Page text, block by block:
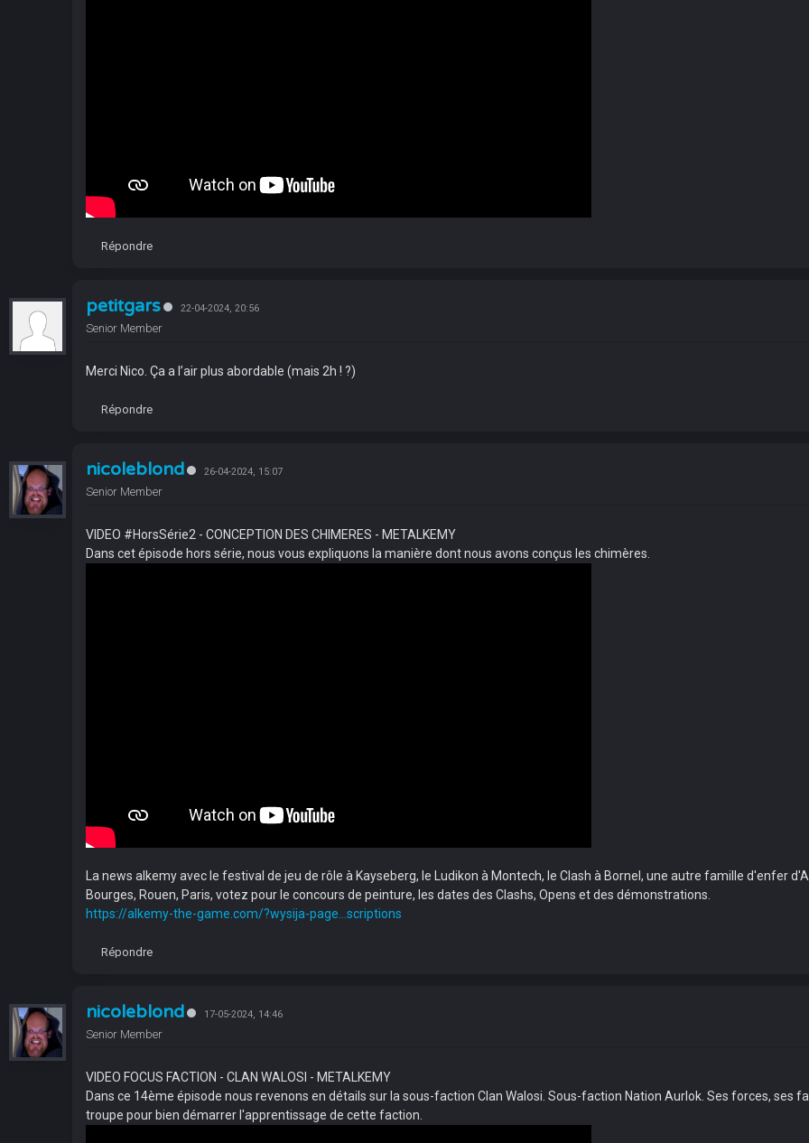
Répondre
petitgars 22-04-2024, 20:56
Senior Member
Merci Nico. Ça a l’air plus abordable (mais 2h ! ?)
Répondre
nicoleblond 26-04-2024, 15:07
Senior Member
VIDEO #HorsSérie2 - CONCEPTION DES CHIMERES - METALKEMY
Dans cet épisode hors série, nous vous expliquons la manière dont nous avons conçus les chimères.
La news alkemy avec le festival de jeu de rôle à Kayseberg, le Ludikon à Montech, le Clash à Bornel, une autre famille d'enfer
Bourges, Rouen, Paris, votez pour le concours de peinture, les dates des Clashs, Opens et des démonstrations.
https://alkemy-the-game.com/?wysija-page...scriptions
Répondre
nicoleblond 17-05-2024, 14:46
Senior Member
VIDEO FOCUS FACTION - CLAN WALOSI - METALKEMY
Dans ce 14ème épisode nous revenons en détails sur la sous-faction Clan Walosi. Sous-faction Nation Aurlok. Ses forces, ses
troupe pour bien démarrer l'apprentissage de cette faction.